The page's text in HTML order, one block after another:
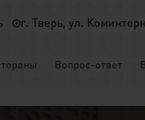
г. Тверь, ул.
Вопрос-ответ